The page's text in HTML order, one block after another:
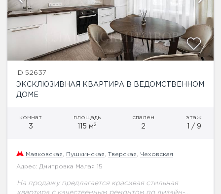
ID 52637
ЭКСКЛЮЗИВНАЯ КВАРТИРА В ВЕДОМСТВЕННОМ
ДОМЕ
комнат
3
площадь
115 м2
спален
2
этаж
1 / 9
Маяковская Пушкинская Тверская Чеховская
Адрес: Дмитровка Малая 15
На продажу предлагается красивая стильная
квартира с качественным ремонтом по дизайн-